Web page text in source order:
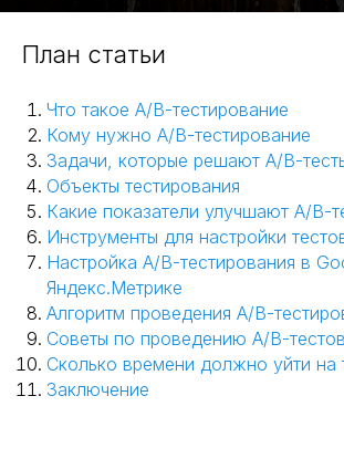
План статьи
Что такое A/B-тестирование
Кому нужно A/B-тестирование
Задачи, которые решают A/B-
Объекты тестирования
Какие показатели улучшают A/B-
Инструменты для настройки
Настройка A/B-тестирования в
Яндекс.Метрике
Алгоритм проведения A/B-
Советы по проведению A/B-тестов
Сколько времени должно уйти на
Заключение